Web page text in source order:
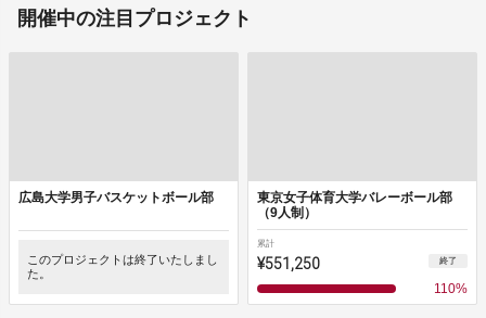
開催中の注目プロジェクト
広島大学男子バスケットボール部
このプロジェクトは終了いたしまし
た。
東京女子体育大学バレーボール部
（9人制）
累計
¥551,250 終了
110%